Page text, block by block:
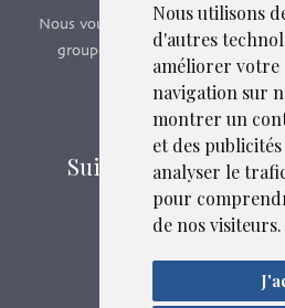
Nous utilisons
d'autres
améliorer votre
navigation sur
montrer un
et des
analyser le
pour
de nos visiteurs.
Liens et fichiers
Nous vous proposons des
groupes de pairs - Certificat
Découvrir nos
Suivez-nous sur les